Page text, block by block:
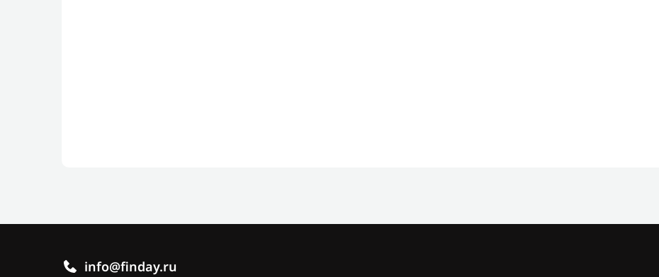
info@finday.ru